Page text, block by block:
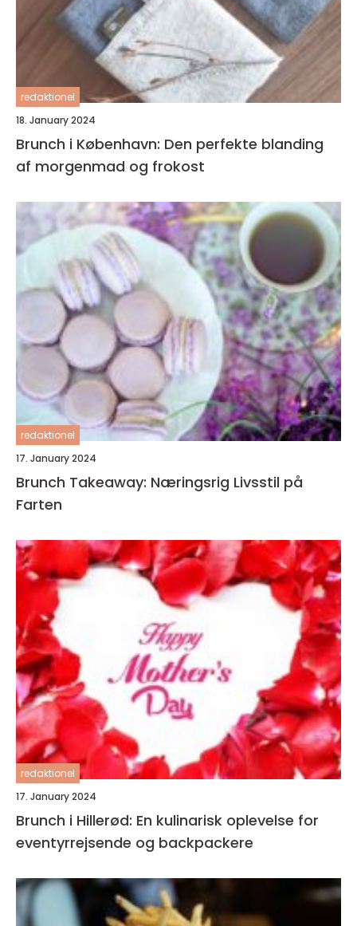
redaktionel
18. January 2024
Brunch i København: Den perfekte blanding
af morgenmad og frokost
redaktionel
17. January 2024
Brunch Takeaway: Næringsrig Livsstil på
Farten
redaktionel
17. January 2024
Brunch i Hillerød: En kulinarisk oplevelse for
eventyrrejsende og backpackere